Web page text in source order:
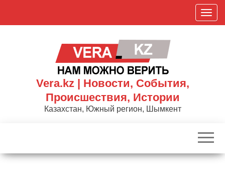
П
о
к
р
Vera.kz | Новости, События,
Происшествия, Истории
Казахстан, Южный регион, Шымкент